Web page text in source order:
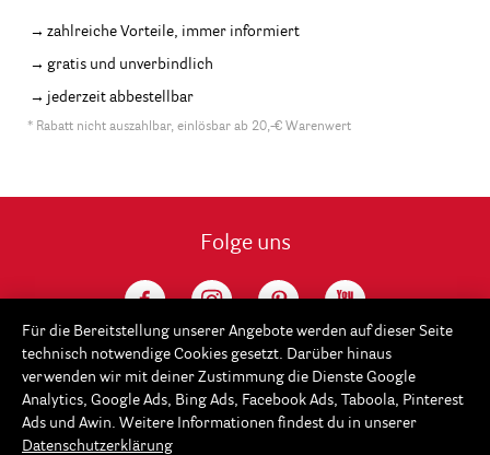
zahlreiche Vorteile, immer informiert
gratis und unverbindlich
jederzeit abbestellbar
* Rabatt nicht auszahlbar, einlösbar ab 20,-€ Warenwert
Folge uns
Für die Bereitstellung unserer Angebote werden auf dieser Seite
technisch notwendige Cookies gesetzt. Darüber hinaus
verwenden wir mit deiner Zustimmung die Dienste Google
Analytics, Google Ads, Bing Ads, Facebook Ads, Taboola, Pinterest
Ads und Awin. Weitere Informationen findest du in unserer
Datenschutzerklärung